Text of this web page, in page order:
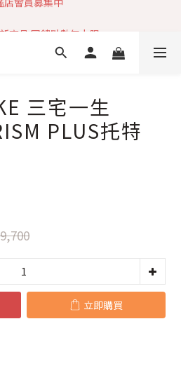
商品 回饋點數無上限
獲取最新商品資訊
三宅一生
PLUS托特
立即購買